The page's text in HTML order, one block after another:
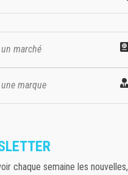
marché
marque
chaque semaine les nouvelles,